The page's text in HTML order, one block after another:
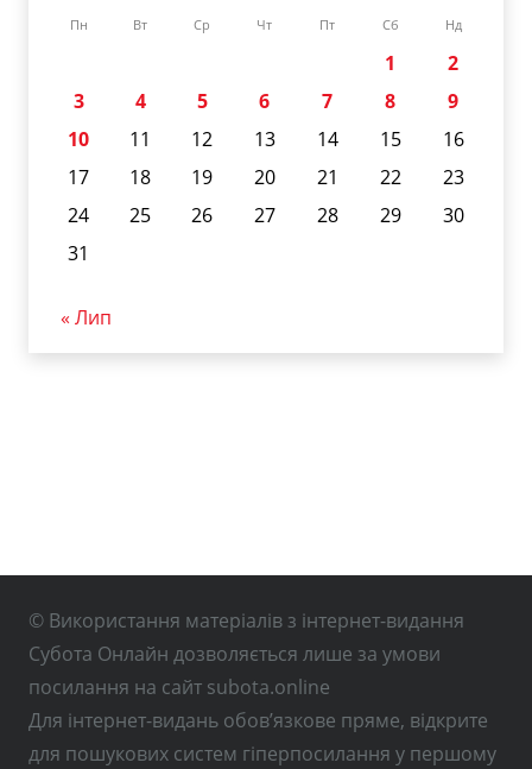
Пн Вт Ср Чт Пт Сб Нд
1
2
3
4 5 6 7 8
9
10
11 12 13 14 15
16
17
18 19 20 21 22
23
24
25 26 27 28 29
30
31
« Лип
© Використання матеріалів з інтернет-видання
Субота Онлайн дозволяється лише за умови
посилання на сайт subota.online
Для інтернет-видань обов’язкове пряме, відкрите
для пошукових систем гіперпосилання у першому